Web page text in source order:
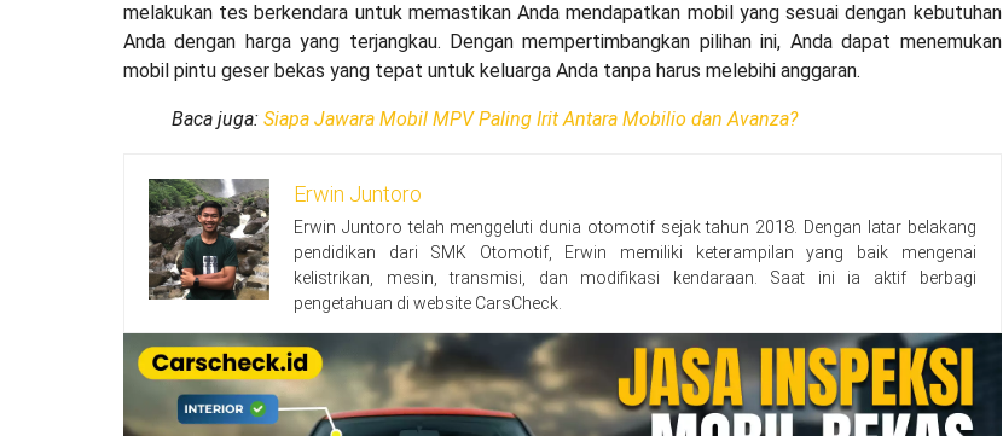
melakukan tes berkendara untuk memastikan Anda mendapatkan mobil yang sesuai dengan kebutuhan
Anda dengan harga yang terjangkau. Dengan mempertimbangkan pilihan ini, Anda dapat menemukan
mobil pintu geser bekas yang tepat untuk keluarga Anda tanpa harus melebihi anggaran.
Baca juga: Siapa Jawara Mobil MPV Paling Irit Antara Mobilio dan Avanza?
Erwin Juntoro
Erwin Juntoro telah menggeluti dunia otomotif sejak tahun 2018. Dengan latar belakang
pendidikan dari SMK Otomotif, Erwin memiliki keterampilan yang baik mengenai
kelistrikan, mesin, transmisi, dan modifikasi kendaraan. Saat ini ia aktif berbagi
pengetahuan di website CarsCheck.